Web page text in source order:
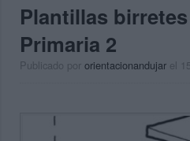
Plantillas
Primaria 2
Publicado por orientacionandujar el